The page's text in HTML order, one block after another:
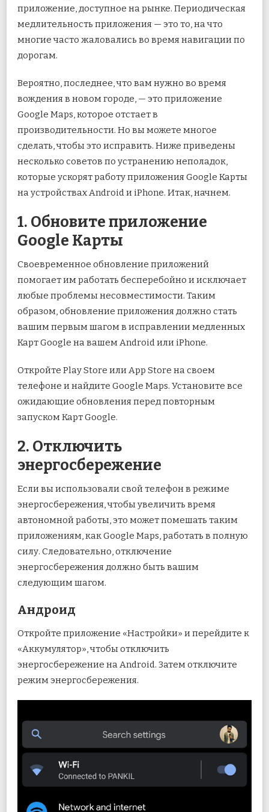
ИСПРАВИТЬ
МЕДЛЕННЫЕ
GOOGLE
IPHONE
приложение, доступное на рынке. Периодическая
медлительность приложения — это то, на что
многие часто жаловались во время навигации по
дорогам.
Вероятно, последнее, что вам нужно во время
вождения в новом городе, — это приложение
Google Maps, которое отстает в
производительности. Но вы можете многое
сделать, чтобы это исправить. Ниже приведены
несколько советов по устранению неполадок,
которые ускорят работу приложения Google Карты
на устройствах Android и iPhone. Итак, начнем.
1. Обновите приложение
Google Карты
Своевременное обновление приложений
помогает им работать бесперебойно и исключает
любые проблемы несовместимости. Таким
образом, обновление приложения должно стать
вашим первым шагом в исправлении медленных
Карт Google на вашем Android или iPhone.
Откройте Play Store или App Store на своем
телефоне и найдите Google Maps. Установите все
ожидающие обновления перед повторным
запуском Карт Google.
2. Отключить
энергосбережение
Если вы использовали свой телефон в режиме
энергосбережения, чтобы увеличить время
автономной работы, это может помешать таким
приложениям, как Google Maps, работать в полную
силу. Следовательно, отключение
энергосбережения должно быть вашим
следующим шагом.
Андроид
Откройте приложение «Настройки» и перейдите к
«Аккумулятор», чтобы отключить
энергосбережение на Android. Затем отключите
режим энергосбережения.